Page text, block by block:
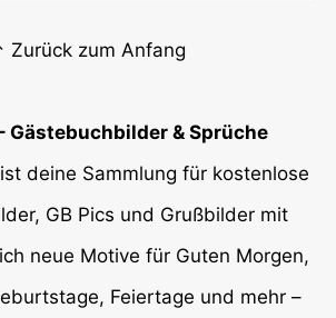
Zurück zum Anfang
Gästebuchbilder & Sprüche
deine Sammlung für kostenlose
GB Pics und Grußbilder mit
neue Motive für Guten Morgen,
Feiertage und mehr –